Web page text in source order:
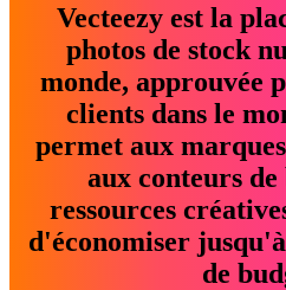
Vecteezy est la
photos de stock
monde, approuvée
clients dans le
permet aux
aux conteurs
ressources
d'économiser
de